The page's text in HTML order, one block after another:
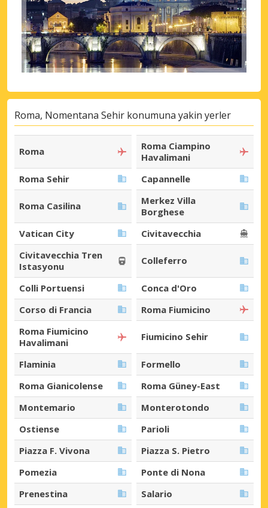
Roma, Nomentana Sehir konumuna yakin yerler
Roma
Roma Ciampino
Havalimani
Roma Sehir
Capannelle
Roma Casilina
Merkez Villa
Borghese
Vatican City
Civitavecchia
Civitavecchia Tren
Istasyonu
Colleferro
Colli Portuensi
Conca d'Oro
Corso di Francia
Roma Fiumicino
Roma Fiumicino
Havalimani
Fiumicino Sehir
Flaminia
Formello
Roma Gianicolense
Roma Güney-East
Montemario
Monterotondo
Ostiense
Parioli
Piazza F. Vivona
Piazza S. Pietro
Pomezia
Ponte di Nona
Prenestina
Salario